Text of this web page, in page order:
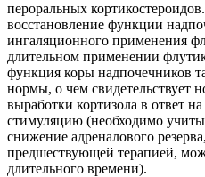
пероральных
восстановление функции
ингаляционного применения
длительном применении
функция коры надпочечников
нормы, о чем свидетельствует
выработки кортизола в ответ
стимуляцию (необходимо
снижение адреналового
предшествующей терапией,
длительного времени).